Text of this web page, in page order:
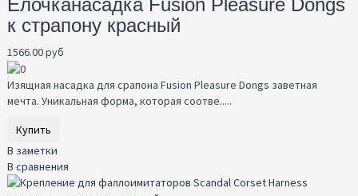
к страпону красный
1566.00 руб
Изящная насадка для срапона Fusion Pleasure Dongs заветная
мечта. Уникальная форма, которая соотве.....
Купить
В заметки
В сравнения